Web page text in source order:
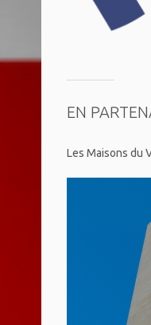
EN
Les Maisons du